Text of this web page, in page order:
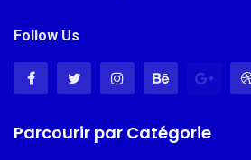
Follow Us
Parcourir par Catégorie